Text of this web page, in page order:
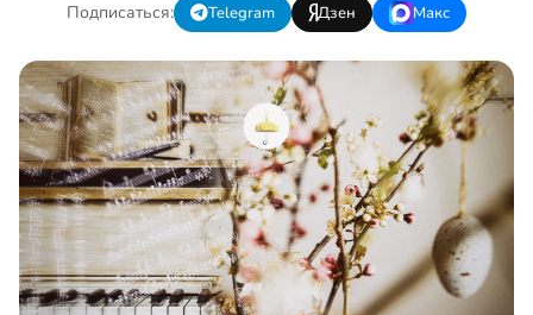
Подписаться: Telegram Дзен Макс